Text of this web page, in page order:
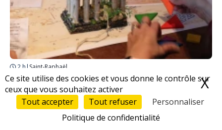
Ce site utilise des cookies et vous donne le contrôle sur
ceux que vous souhaitez activer
Tout accepter
Tout refuser
Personnaliser
Politique de confidentialité
X
2 h | Saint-Raphaël
Sur les traces du Professeur Woodstone
À partir de
32,00 €